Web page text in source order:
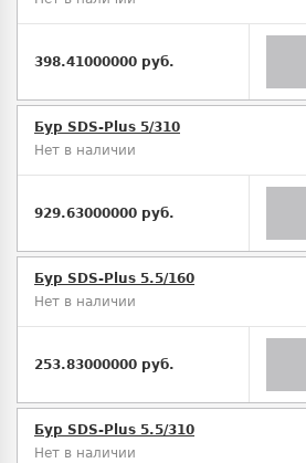
398.41000000 руб.
Бур SDS-Plus 5/310
Нет в наличии
929.63000000 руб.
Бур SDS-Plus 5.5/160
Нет в наличии
253.83000000 руб.
Бур SDS-Plus 5.5/310
Нет в наличии